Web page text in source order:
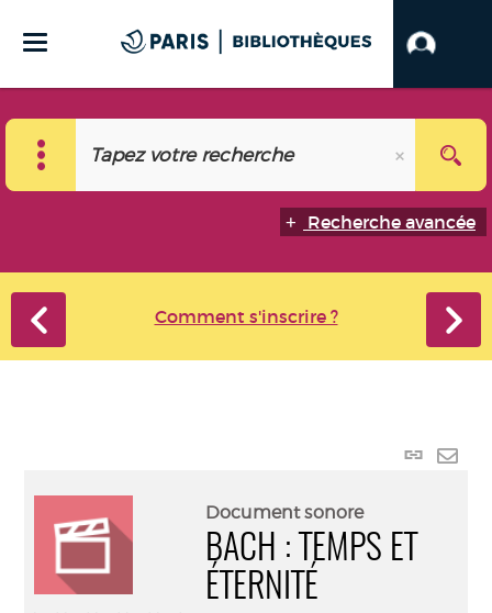
Recherche avancée
Comment s'inscrire ?
Lien
Document sonore
BACH : TEMPS ET
ÉTERNITÉ